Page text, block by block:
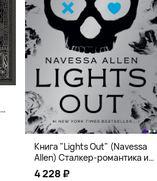
Книга "Lights Out" (Navessa
Allen) Сталкер-романтика и
человек в маске (18+)
4 228 ₽